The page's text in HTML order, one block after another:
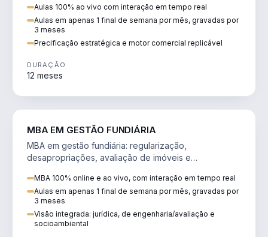
Aulas 100% ao vivo com interação em tempo real
Aulas em apenas 1 final de semana por mês, gravadas por
3 meses
Precificação estratégica e motor comercial replicável
DURAÇÃO
12 meses
MBA EM GESTÃO FUNDIÁRIA
MBA em gestão fundiária: regularização,
desapropriações, avaliação de imóveis e
MBA 100% online e ao vivo, com interação em tempo real
Aulas em apenas 1 final de semana por mês, gravadas por
3 meses
Visão integrada: jurídica, de engenharia/avaliação e
socioambiental